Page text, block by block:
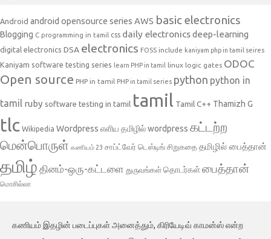
Android android opensource series AWS basic electronics
Blogging C programming in tamil css daily electronicsdeep-learning
digital electronics DSA electronics FOSS include kaniyam php in tamil seires
Kaniyam software testing series learn PHP in tamil linux logic gates ODOC
Open source PHP in tamil PHP in tamil series python python in
tamil ruby software testing in tamil tamil Tamil C++ Thamizh G
tlc Wikipedia Wordpress எளிய தமிழில் wordpress கட்டற்ற
மென்பொருள் கணியம் 23 சாப்ட்வேர் டெஸ்டிங் சிறுகதை தமிழில் பைத்தான்
தமிழ் தினம்-ஒரு-கட்டளை துருவங்கள் தொடர்கள்பைத்தான்
மொசில்லா
கணியம் இதழின் படைப்புகள் அனைத்தும், கிரியேடிவ் காமன்ஸ் என்ற